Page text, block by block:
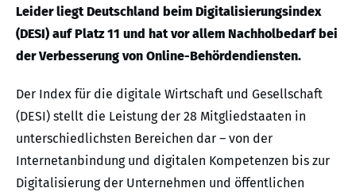
Leider liegt Deutschland beim Digitalisierungsindex
(DESI) auf Platz 11 und hat vor allem Nachholbedarf bei
der Verbesserung von Online-Behördendiensten.
Der Index für die digitale Wirtschaft und Gesellschaft
(DESI) stellt die Leistung der 28 Mitgliedstaaten in
unterschiedlichsten Bereichen dar – von der
Internetanbindung und digitalen Kompetenzen bis zur
Digitalisierung der Unternehmen und öffentlichen